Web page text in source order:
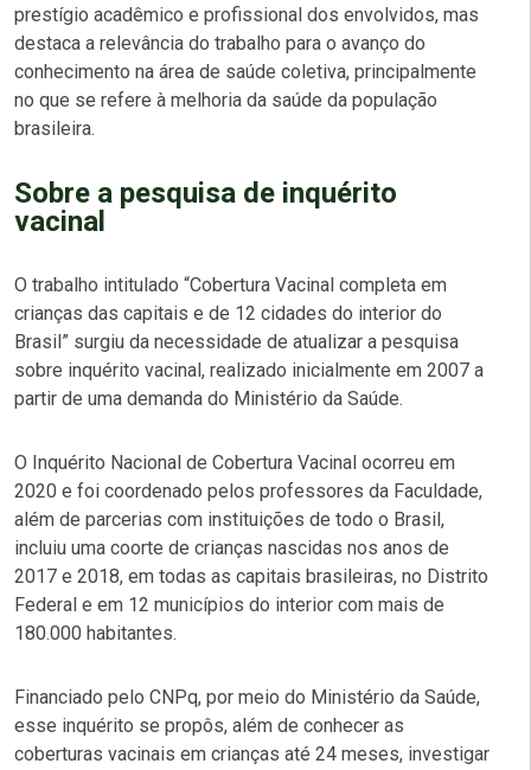
prestígio acadêmico e profissional dos envolvidos, mas
destaca a relevância do trabalho para o avanço do
conhecimento na área de saúde coletiva, principalmente
no que se refere à melhoria da saúde da população
brasileira.
Sobre a pesquisa de inquérito
vacinal
O trabalho intitulado “Cobertura Vacinal completa em
crianças das capitais e de 12 cidades do interior do
Brasil” surgiu da necessidade de atualizar a pesquisa
sobre inquérito vacinal, realizado inicialmente em 2007 a
partir de uma demanda do Ministério da Saúde.
O Inquérito Nacional de Cobertura Vacinal ocorreu em
2020 e foi coordenado pelos professores da Faculdade,
além de parcerias com instituições de todo o Brasil,
incluiu uma coorte de crianças nascidas nos anos de
2017 e 2018, em todas as capitais brasileiras, no Distrito
Federal e em 12 municípios do interior com mais de
180.000 habitantes.
Financiado pelo CNPq, por meio do Ministério da Saúde,
esse inquérito se propôs, além de conhecer as
coberturas vacinais em crianças até 24 meses, investigar